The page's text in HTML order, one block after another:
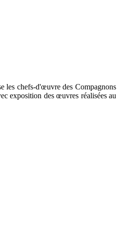
les chefs-d'œuvre des Compagnons
exposition des œuvres réalisées au